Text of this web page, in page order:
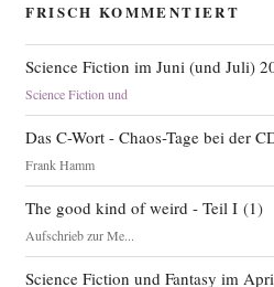
FRISCH KOMMENTIERT
Science Fiction im Juni (und Juli)
Science Fiction und
Das C-Wort - Chaos-Tage bei der
Frank Hamm
The good kind of weird - Teil I(1)
Aufschrieb zur Me...
Science Fiction und Fantasy im